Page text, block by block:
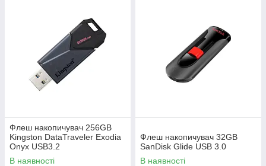
Флеш накопичувач 256GB
Kingston DataTraveler Exodia
Onyx USB3.2
В наявності
Флеш накопичувач 32GB
SanDisk Glide USB 3.0
В наявності